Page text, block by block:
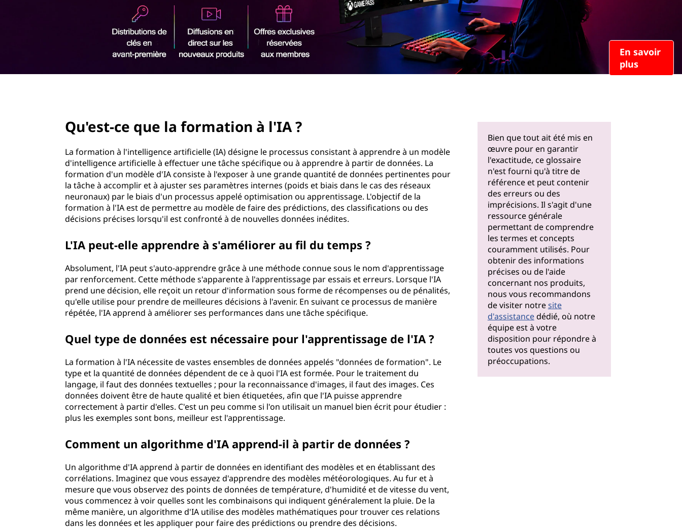
a
En savoir
plus
Qu'est-ce que la formation à l'IA ?
La formation à l'intelligence artificielle (IA) désigne le processus consistant à apprendre à un modèle
d'intelligence artificielle à effectuer une tâche spécifique ou à apprendre à partir de données. La
formation d'un modèle d'IA consiste à l'exposer à une grande quantité de données pertinentes pour
la tâche à accomplir et à ajuster ses paramètres internes (poids et biais dans le cas des réseaux
neuronaux) par le biais d'un processus appelé optimisation ou apprentissage. L'objectif de la
formation à l'IA est de permettre au modèle de faire des prédictions, des classifications ou des
décisions précises lorsqu'il est confronté à de nouvelles données inédites.
L'IA peut-elle apprendre à s'améliorer au fil du temps ?
Absolument, l'IA peut s'auto-apprendre grâce à une méthode connue sous le nom d'apprentissage
par renforcement. Cette méthode s'apparente à l'apprentissage par essais et erreurs. Lorsque l'IA
prend une décision, elle reçoit un retour d'information sous forme de récompenses ou de pénalités,
qu'elle utilise pour prendre de meilleures décisions à l'avenir. En suivant ce processus de manière
répétée, l'IA apprend à améliorer ses performances dans une tâche spécifique.
Quel type de données est nécessaire pour l'apprentissage de l'IA ?
La formation à l'IA nécessite de vastes ensembles de données appelés "données de formation". Le
type et la quantité de données dépendent de ce à quoi l'IA est formée. Pour le traitement du
langage, il faut des données textuelles ; pour la reconnaissance d'images, il faut des images. Ces
données doivent être de haute qualité et bien étiquetées, afin que l'IA puisse apprendre
correctement à partir d'elles. C'est un peu comme si l'on utilisait un manuel bien écrit pour étudier :
plus les exemples sont bons, meilleur est l'apprentissage.
Comment un algorithme d'IA apprend-il à partir de données ?
Un algorithme d'IA apprend à partir de données en identifiant des modèles et en établissant des
corrélations. Imaginez que vous essayez d'apprendre des modèles météorologiques. Au fur et à
mesure que vous observez des points de données de température, d'humidité et de vitesse du vent,
vous commencez à voir quelles sont les combinaisons qui indiquent généralement la pluie. De la
même manière, un algorithme d'IA utilise des modèles mathématiques pour trouver ces relations
dans les données et les appliquer pour faire des prédictions ou prendre des décisions.
Bien que tout ait été mis en
œuvre pour en garantir
l'exactitude, ce glossaire
n'est fourni qu'à titre de
référence et peut contenir
des erreurs ou des
imprécisions. Il s'agit d'une
ressource générale
permettant de comprendre
les termes et concepts
couramment utilisés. Pour
obtenir des informations
précises ou de l'aide
concernant nos produits,
nous vous recommandons
de visiter notresite
d'assistancedédié, où notre
équipe est à votre
disposition pour répondre à
toutes vos questions ou
préoccupations.